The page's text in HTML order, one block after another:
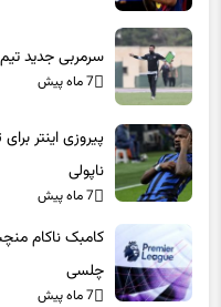
سرمربی جدید
7 ماه پیش
پیروزی اینتر
ناپولی
7 ماه پیش
کامبک ناکام
چلسی
7 ماه پیش